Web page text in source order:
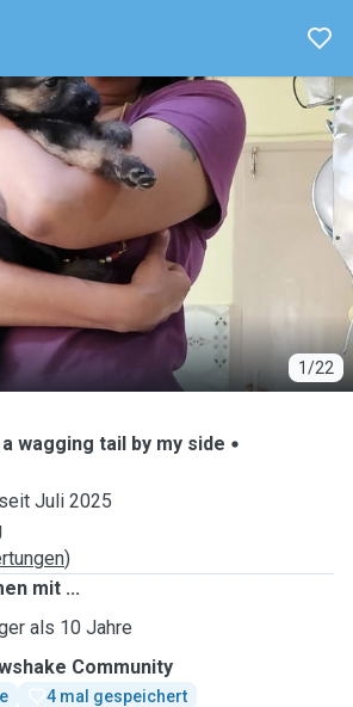
1/22
wagging tail by my side
Juli 2025
)
mit ...
als 10 Jahre
Community
4 mal gespeichert